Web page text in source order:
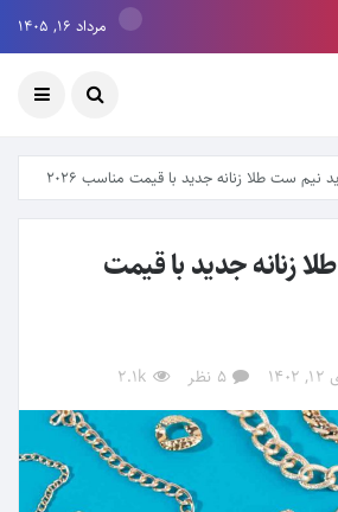
مرداد ۱۶, ۱۴۰۵
نیم ست طلا زنانه جدید با قیمت مناسب 2026
زنانه جدید با قیمت
5 نظر 2.1k